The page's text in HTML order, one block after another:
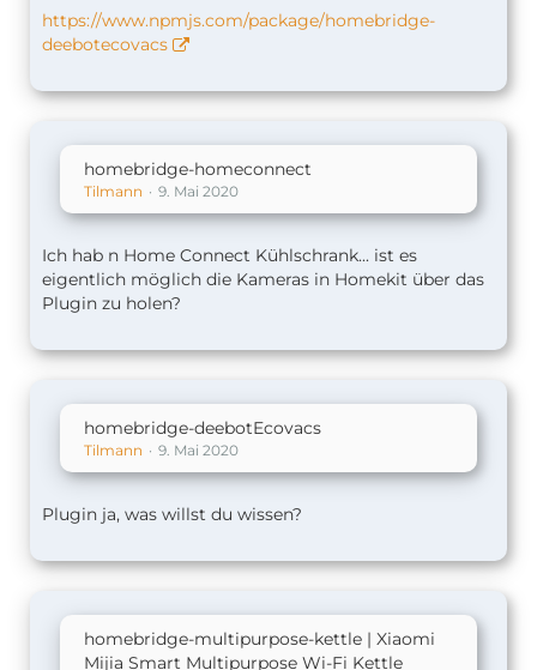
https://www.npmjs.com/package/homebridge-
deebotecovacs
homebridge-homeconnect
Tilmann 9. Mai 2020
Ich hab n Home Connect Kühlschrank... ist es
eigentlich möglich die Kameras in Homekit über das
Plugin zu holen?
homebridge-deebotEcovacs
Tilmann 9. Mai 2020
Plugin ja, was willst du wissen?
homebridge-multipurpose-kettle | Xiaomi
Mijia Smart Multipurpose Wi-Fi Kettle